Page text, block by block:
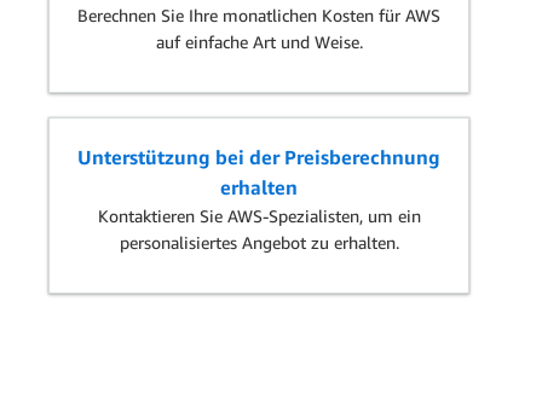
Berechnen Sie Ihre monatlichen Kosten für AWS
auf einfache Art und Weise.
Unterstützung bei der Preisberechnung
erhalten
Kontaktieren Sie AWS-Spezialisten, um ein
personalisiertes Angebot zu erhalten.